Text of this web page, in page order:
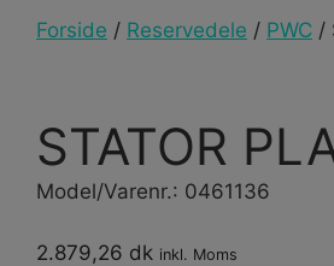
Forside / Reservedele / PWC /
STATOR
Model/Varenr.: 0461136
2.879,26 dk inkl. Moms